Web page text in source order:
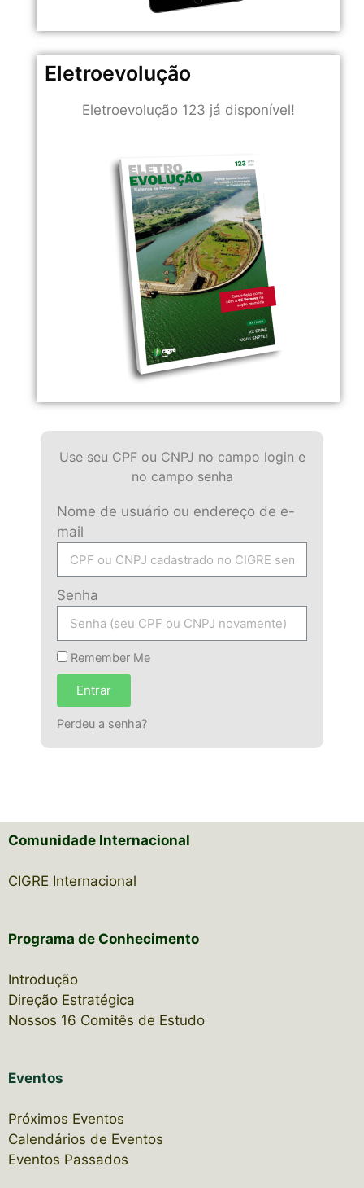
Eletroevolução
Eletroevolução 123 já disponível!
Use seu CPF ou CNPJ no campo login e
no campo senha
Nome de usuário ou endereço de e-
mail
Senha
Remember Me
Entrar
Perdeu a senha?
Comunidade Internacional
CIGRE Internacional
Programa de Conhecimento
Introdução
Direção Estratégica
Nossos 16 Comitês de Estudo
Eventos
Próximos Eventos
Calendários de Eventos
Eventos Passados